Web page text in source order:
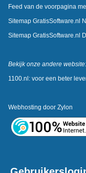
Feed van de voorpagina
Sitemap GratisSoftware.nl
Sitemap GratisSoftware.nl
Bekijk onze andere website:
1100.nl: voor een beter
Webhosting door Zylon